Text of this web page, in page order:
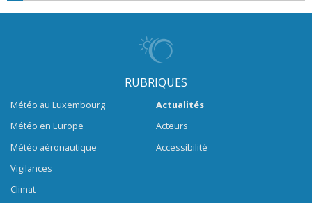
RUBRIQUES
Météo au Luxembourg
Météo en Europe
Météo aéronautique
Vigilances
Climat
Actualités
Acteurs
Accessibilité